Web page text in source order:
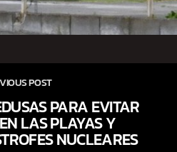
POST
PARA EVITAR
LAS PLAYAS Y
NUCLEARES